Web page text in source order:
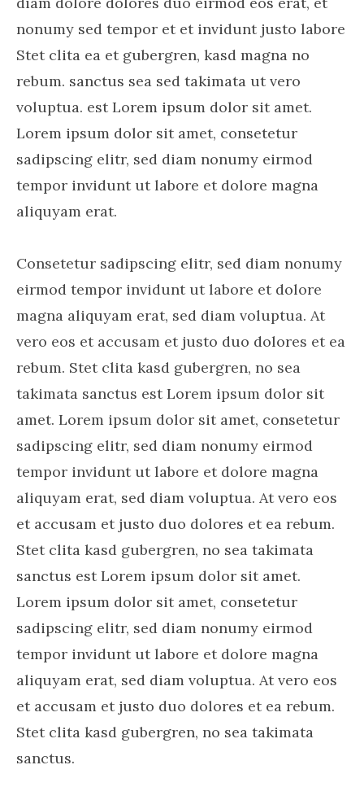
nonumy sed tempor et et invidunt justo labore
Stet clita ea et gubergren, kasd magna no
rebum. sanctus sea sed takimata ut vero
voluptua. est Lorem ipsum dolor sit amet.
Lorem ipsum dolor sit amet, consetetur
sadipscing elitr, sed diam nonumy eirmod
tempor invidunt ut labore et dolore magna
aliquyam erat.
Consetetur sadipscing elitr, sed diam nonumy
eirmod tempor invidunt ut labore et dolore
magna aliquyam erat, sed diam voluptua. At
vero eos et accusam et justo duo dolores et ea
rebum. Stet clita kasd gubergren, no sea
takimata sanctus est Lorem ipsum dolor sit
amet. Lorem ipsum dolor sit amet, consetetur
sadipscing elitr, sed diam nonumy eirmod
tempor invidunt ut labore et dolore magna
aliquyam erat, sed diam voluptua. At vero eos
et accusam et justo duo dolores et ea rebum.
Stet clita kasd gubergren, no sea takimata
sanctus est Lorem ipsum dolor sit amet.
Lorem ipsum dolor sit amet, consetetur
sadipscing elitr, sed diam nonumy eirmod
tempor invidunt ut labore et dolore magna
aliquyam erat, sed diam voluptua. At vero eos
et accusam et justo duo dolores et ea rebum.
Stet clita kasd gubergren, no sea takimata
sanctus.